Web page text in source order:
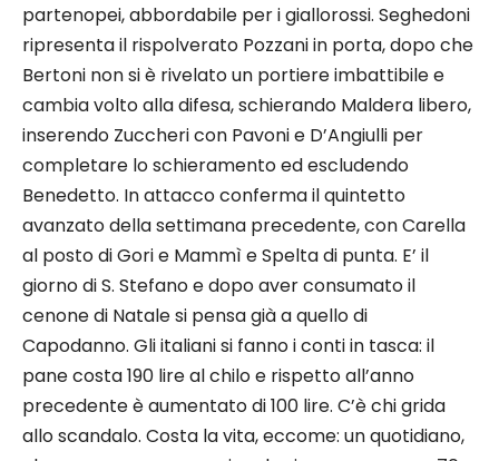
partenopei, abbordabile per i giallorossi. Seghedoni
ripresenta il rispolverato Pozzani in porta, dopo che
Bertoni non si è rivelato un portiere imbattibile e
cambia volto alla difesa, schierando Maldera libero,
inserendo Zuccheri con Pavoni e D’Angiulli per
completare lo schieramento ed escludendo
Benedetto. In attacco conferma il quintetto
avanzato della settimana precedente, con Carella
al posto di Gori e Mammì e Spelta di punta. E’ il
giorno di S. Stefano e dopo aver consumato il
cenone di Natale si pensa già a quello di
Capodanno. Gli italiani si fanno i conti in tasca: il
pane costa 190 lire al chilo e rispetto all’anno
precedente è aumentato di 100 lire. C’è chi grida
allo scandalo. Costa la vita, eccome: un quotidiano,